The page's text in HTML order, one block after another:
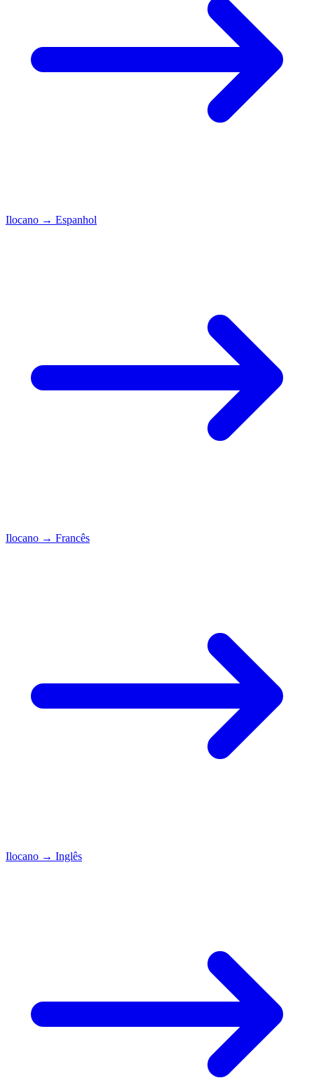
Ilocano → Espanhol
Ilocano → Francês
Ilocano → Inglês